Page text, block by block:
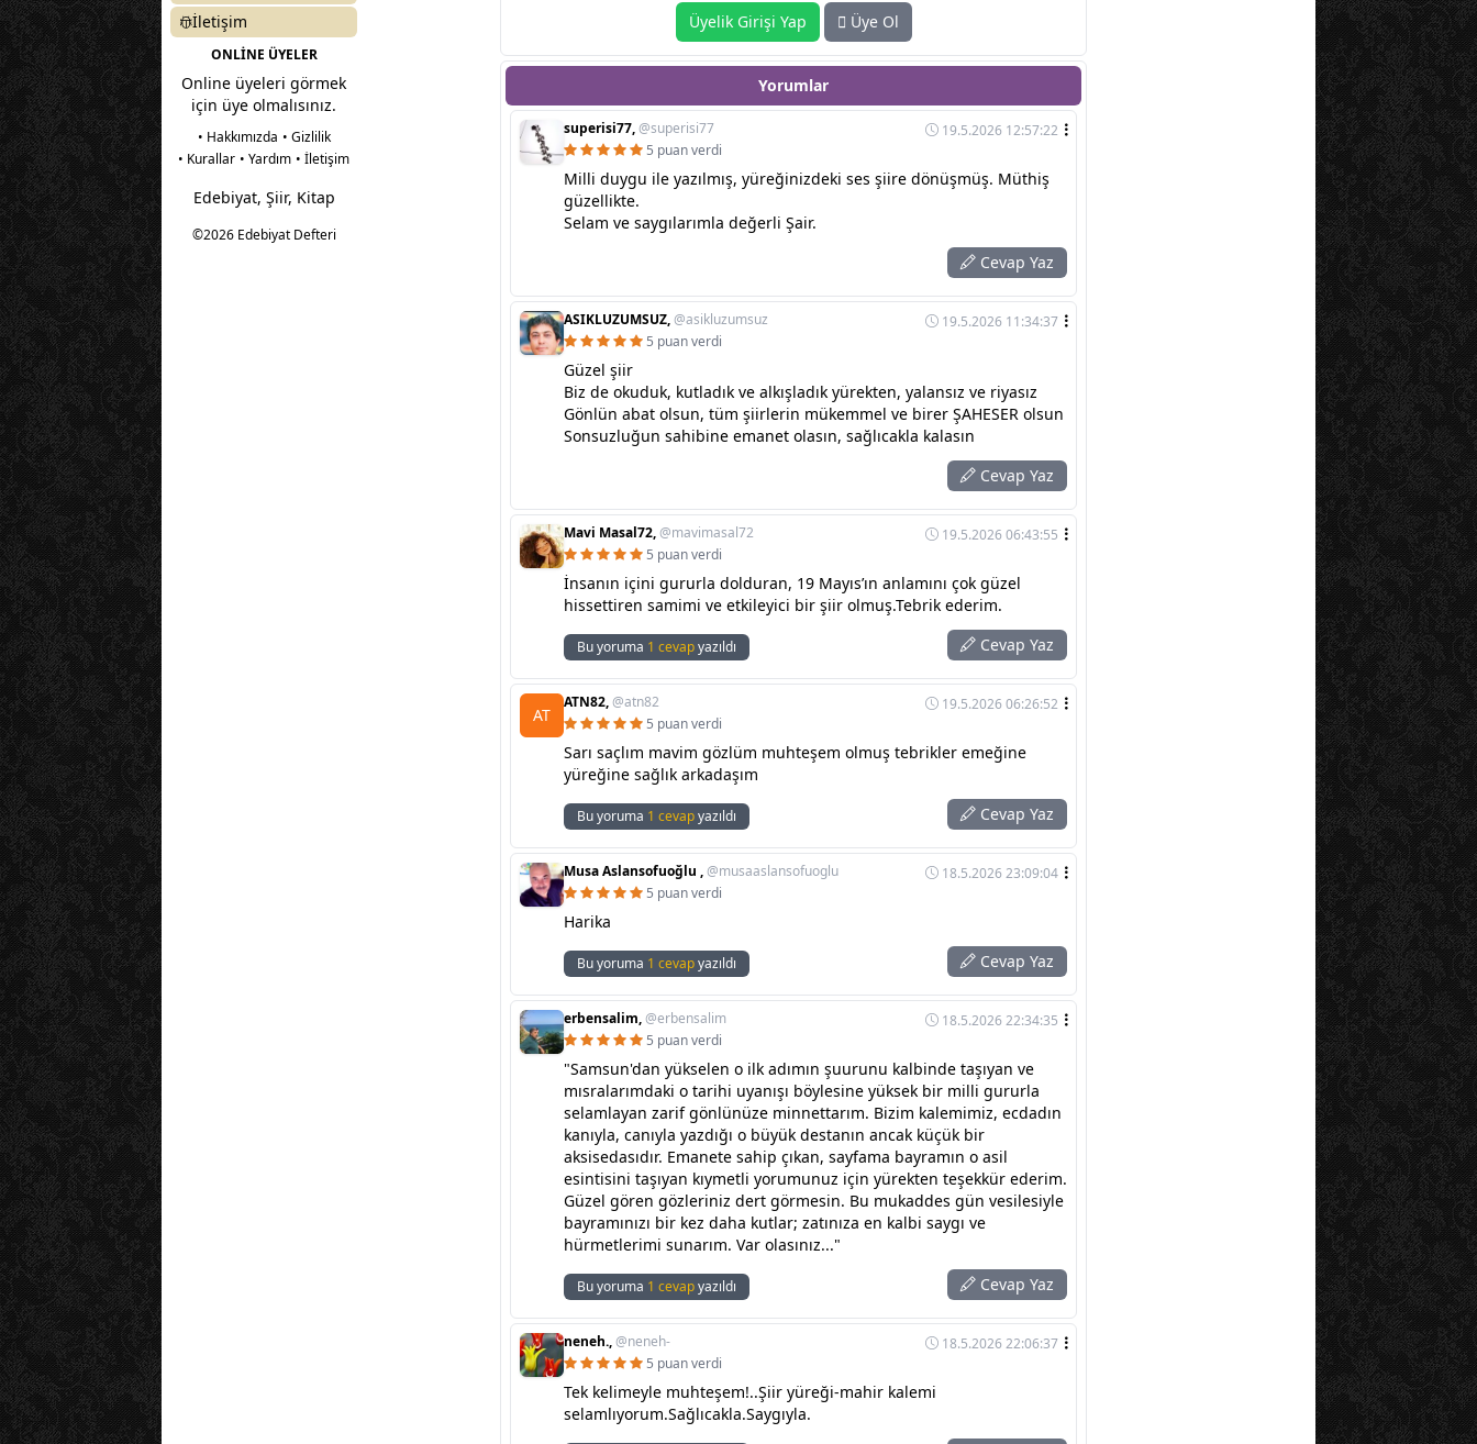
İletişim
ONLİNE ÜYELER
Online üyeleri görmek
için üye olmalısınız.
• Hakkımızda • Gizlilik
• Kurallar • Yardım • İletişim
Edebiyat, Şiir, Kitap
©2026 Edebiyat Defteri
Üyelik Girişi Yap Üye Ol
Yorumlar
superisi77,@superisi77
19.5.2026 12:57:22
5 puan verdi
Milli duygu ile yazılmış, yüreğinizdeki ses şiire dönüşmüş. Müthiş
güzellikte.
Selam ve saygılarımla değerli Şair.
Cevap Yaz
ASIKLUZUMSUZ,@asikluzumsuz
19.5.2026 11:34:37
5 puan verdi
Güzel şiir
Biz de okuduk, kutladık ve alkışladık yürekten, yalansız ve riyasız
Gönlün abat olsun, tüm şiirlerin mükemmel ve birer ŞAHESER olsun
Sonsuzluğun sahibine emanet olasın, sağlıcakla kalasın
Cevap Yaz
Mavi Masal72,@mavimasal72
19.5.2026 06:43:55
5 puan verdi
İnsanın içini gururla dolduran, 19 Mayıs’ın anlamını çok güzel
hissettiren samimi ve etkileyici bir şiir olmuş.Tebrik ederim.
Bu yoruma 1 cevapyazıldı Cevap Yaz
AT
ATN82,@atn82
19.5.2026 06:26:52
5 puan verdi
Sarı saçlım mavim gözlüm muhteşem olmuş tebrikler emeğine
yüreğine sağlık arkadaşım
Bu yoruma 1 cevapyazıldı Cevap Yaz
Musa Aslansofuoğlu ,@musaaslansofuoglu
18.5.2026 23:09:04
5 puan verdi
Harika
Bu yoruma 1 cevapyazıldı Cevap Yaz
erbensalim,@erbensalim
18.5.2026 22:34:35
5 puan verdi
"Samsun'dan yükselen o ilk adımın şuurunu kalbinde taşıyan ve
mısralarımdaki o tarihi uyanışı böylesine yüksek bir milli gururla
selamlayan zarif gönlünüze minnettarım. Bizim kalemimiz, ecdadın
kanıyla, canıyla yazdığı o büyük destanın ancak küçük bir
aksisedasıdır. Emanete sahip çıkan, sayfama bayramın o asil
esintisini taşıyan kıymetli yorumunuz için yürekten teşekkür ederim.
Güzel gören gözleriniz dert görmesin. Bu mukaddes gün vesilesiyle
bayramınızı bir kez daha kutlar; zatınıza en kalbi saygı ve
hürmetlerimi sunarım. Var olasınız..."
Bu yoruma 1 cevapyazıldı Cevap Yaz
neneh.,@neneh-
18.5.2026 22:06:37
5 puan verdi
Tek kelimeyle muhteşem!..Şiir yüreği-mahir kalemi
selamlıyorum.Sağlıcakla.Saygıyla.